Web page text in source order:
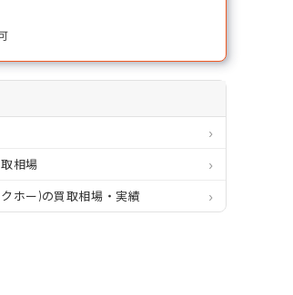
相場
ホー)の買取相場・実績